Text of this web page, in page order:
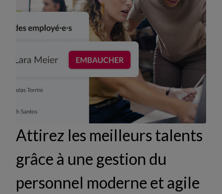
Attirez les meilleurs talents
grâce à une gestion du
personnel moderne et agile